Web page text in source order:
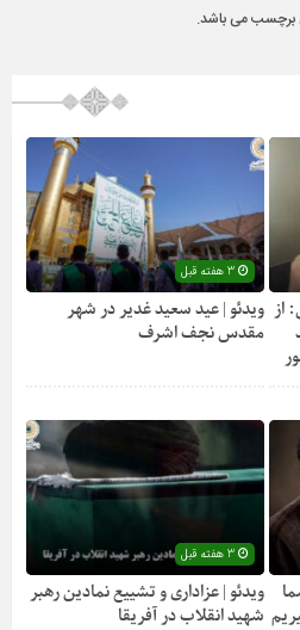
می باشد.
از ویدئو | عید سعید غدیر در شهر
مقدس نجف اشرف
ویدئو | عزاداری و تشییع نمادین رهبر
شهید انقلاب در آفریقا